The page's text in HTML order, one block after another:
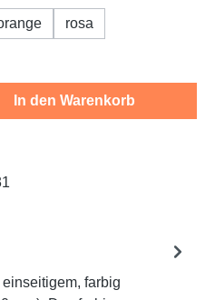
rosa
den gewünschten
In den Warenkorb
farbig